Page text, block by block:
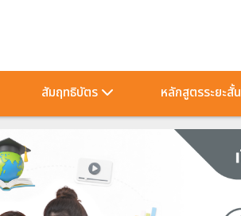
สัมฤทธิบัตร หลักสูตรระยะสั้น